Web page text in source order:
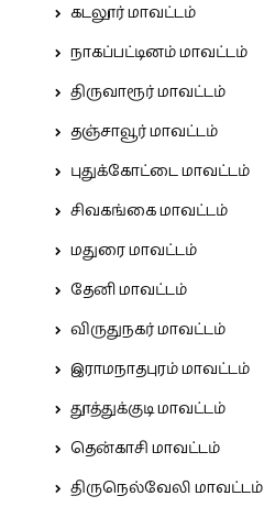
கடலூர் மாவட்டம்
நாகப்பட்டினம் மாவட்டம்
திருவாரூர் மாவட்டம்
தஞ்சாவூர் மாவட்டம்
புதுக்கோட்டை மாவட்டம்
சிவகங்கை மாவட்டம்
மதுரை மாவட்டம்
தேனி மாவட்டம்
விருதுநகர் மாவட்டம்
இராமநாதபுரம் மாவட்டம்
தூத்துக்குடி மாவட்டம்
தென்காசி மாவட்டம்
திருநெல்வேலி மாவட்டம்